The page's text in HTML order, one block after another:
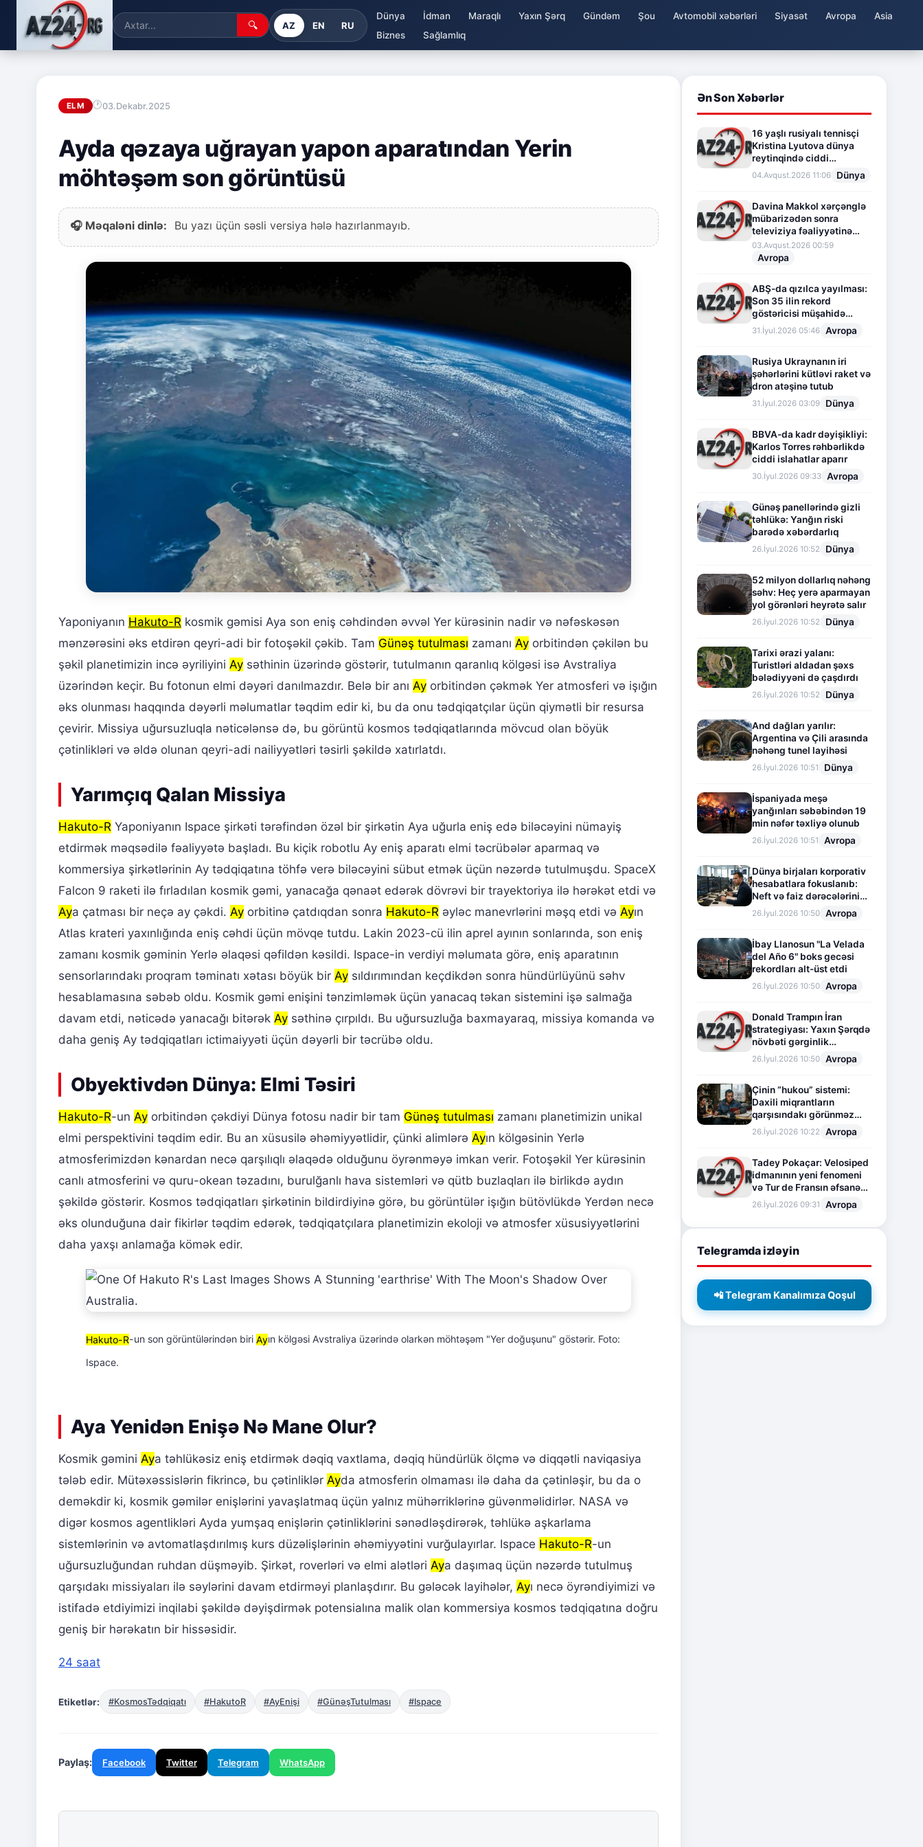
🔍 AZ EN RU
Dünya İdman Maraqlı Yaxın Şərq Gündəm Şou Avtomobil xəbərləri Siyasət Avropa
Asia
Biznes
Sağlamlıq
ELM 03.Dekabr.2025
Ayda qəzaya uğrayan yapon aparatından Yerin
möhtəşəm son görüntüsü
🎧 Məqaləni dinlə: Bu yazı üçün səsli versiya hələ hazırlanmayıb.
Yaponiyanın Hakuto-R kosmik gəmisi Aya son eniş cəhdindən əvvəl Yer kürəsinin nadir və nəfəskəsən
mənzərəsini əks etdirən qeyri-adi bir fotoşəkil çəkib. Tam Günəş tutulması zamanı Ay orbitindən çəkilən bu
şəkil planetimizin incə əyriliyini Ay səthinin üzərində göstərir, tutulmanın qaranlıq kölgəsi isə Avstraliya
üzərindən keçir. Bu fotonun elmi dəyəri danılmazdır. Belə bir anı Ay orbitindən çəkmək Yer atmosferi və işığın
əks olunması haqqında dəyərli məlumatlar təqdim edir ki, bu da onu tədqiqatçılar üçün qiymətli bir resursa
çevirir. Missiya uğursuzluqla nəticələnsə də, bu görüntü kosmos tədqiqatlarında mövcud olan böyük
çətinlikləri və əldə olunan qeyri-adi nailiyyətləri təsirli şəkildə xatırlatdı.
Yarımçıq Qalan Missiya
Hakuto-R Yaponiyanın Ispace şirkəti tərəfindən özəl bir şirkətin Aya uğurla eniş edə biləcəyini nümayiş
etdirmək məqsədilə fəaliyyətə başladı. Bu kiçik robotlu Ay eniş aparatı elmi təcrübələr aparmaq və
kommersiya şirkətlərinin Ay tədqiqatına töhfə verə biləcəyini sübut etmək üçün nəzərdə tutulmuşdu. SpaceX
Falcon 9 raketi ilə fırladılan kosmik gəmi, yanacağa qənaət edərək dövrəvi bir trayektoriya ilə hərəkət etdi və
Aya çatması bir neçə ay çəkdi. Ay orbitinə çatdıqdan sonra Hakuto-R əyləc manevrlərini məşq etdi və Ayın
Atlas krateri yaxınlığında eniş cəhdi üçün mövqe tutdu. Lakin 2023-cü ilin aprel ayının sonlarında, son eniş
zamanı kosmik gəminin Yerlə əlaqəsi qəfildən kəsildi. Ispace-in verdiyi məlumata görə, eniş aparatının
sensorlarındakı proqram təminatı xətası böyük bir Ay sıldırımından keçdikdən sonra hündürlüyünü səhv
hesablamasına səbəb oldu. Kosmik gəmi enişini tənzimləmək üçün yanacaq təkan sistemini işə salmağa
davam etdi, nəticədə yanacağı bitərək Ay səthinə çırpıldı. Bu uğursuzluğa baxmayaraq, missiya komanda və
daha geniş Ay tədqiqatları ictimaiyyəti üçün dəyərli bir təcrübə oldu.
Obyektivdən Dünya: Elmi Təsiri
Hakuto-R-un Ay orbitindən çəkdiyi Dünya fotosu nadir bir tam Günəş tutulması zamanı planetimizin unikal
elmi perspektivini təqdim edir. Bu an xüsusilə əhəmiyyətlidir, çünki alimlərə Ayın kölgəsinin Yerlə
atmosferimizdən kənardan necə qarşılıqlı əlaqədə olduğunu öyrənməyə imkan verir. Fotoşəkil Yer kürəsinin
canlı atmosferini və quru-okean təzadını, burulğanlı hava sistemləri və qütb buzlaqları ilə birlikdə aydın
şəkildə göstərir. Kosmos tədqiqatları şirkətinin bildirdiyinə görə, bu görüntülər işığın bütövlükdə Yerdən necə
əks olunduğuna dair fikirlər təqdim edərək, tədqiqatçılara planetimizin ekoloji və atmosfer xüsusiyyətlərini
daha yaxşı anlamağa kömək edir.
Hakuto-R-un son görüntülərindən biri Ayın kölgəsi Avstraliya üzərində olarkən möhtəşəm "Yer doğuşunu" göstərir. Foto:
Ispace.
Aya Yenidən Enişə Nə Mane Olur?
Kosmik gəmini Aya təhlükəsiz eniş etdirmək dəqiq vaxtlama, dəqiq hündürlük ölçmə və diqqətli naviqasiya
tələb edir. Mütəxəssislərin fikrincə, bu çətinliklər Ayda atmosferin olmaması ilə daha da çətinləşir, bu da o
deməkdir ki, kosmik gəmilər enişlərini yavaşlatmaq üçün yalnız mühərriklərinə güvənməlidirlər. NASA və
digər kosmos agentlikləri Ayda yumşaq enişlərin çətinliklərini sənədləşdirərək, təhlükə aşkarlama
sistemlərinin və avtomatlaşdırılmış kurs düzəlişlərinin əhəmiyyətini vurğulayırlar. Ispace Hakuto-R-un
uğursuzluğundan ruhdan düşməyib. Şirkət, roverləri və elmi alətləri Aya daşımaq üçün nəzərdə tutulmuş
qarşıdakı missiyaları ilə səylərini davam etdirməyi planlaşdırır. Bu gələcək layihələr, Ayı necə öyrəndiyimizi və
istifadə etdiyimizi inqilabi şəkildə dəyişdirmək potensialına malik olan kommersiya kosmos tədqiqatına doğru
geniş bir hərəkatın bir hissəsidir.
24 saat
Etiketlər: #KosmosTədqiqatı #HakutoR #AyEnişi #GünəşTutulması #Ispace
Paylaş: Facebook Twitter Telegram WhatsApp
Ən Son Xəbərlər
16 yaşlı rusiyalı tennisçi
Kristina Lyutova dünya
reytinqində ciddi
irəliləyişə imza atdı
04.Avqust.2026 11:06 Dünya
Davina Makkol xərçənglə
mübarizədən sonra
televiziya fəaliyyətinə
fasilə verir
03.Avqust.2026 00:59
Avropa
ABŞ-da qızılca yayılması:
Son 35 ilin rekord
göstəricisi müşahidə
olunur
31.İyul.2026 05:46 Avropa
Rusiya Ukraynanın iri
şəhərlərini kütləvi raket və
dron atəşinə tutub
31.İyul.2026 03:09 Dünya
BBVA-da kadr dəyişikliyi:
Karlos Torres rəhbərlikdə
ciddi islahatlar aparır
30.İyul.2026 09:33 Avropa
Günəş panellərində gizli
təhlükə: Yanğın riski
barədə xəbərdarlıq
26.İyul.2026 10:52 Dünya
52 milyon dollarlıq nəhəng
səhv: Heç yerə aparmayan
yol görənləri heyrətə salır
26.İyul.2026 10:52 Dünya
Tarixi ərazi yalanı:
Turistləri aldadan şəxs
bələdiyyəni də çaşdırdı
26.İyul.2026 10:52 Dünya
And dağları yarılır:
Argentina və Çili arasında
nəhəng tunel layihəsi
26.İyul.2026 10:51 Dünya
İspaniyada meşə
yanğınları səbəbindən 19
min nəfər təxliyə olunub
26.İyul.2026 10:51 Avropa
Dünya birjaları korporativ
hesabatlara fokuslanıb:
Neft və faiz dərəcələrinin
təsiri altında cari vəziyyət
26.İyul.2026 10:50 Avropa
İbay Llanosun "La Velada
del Año 6" boks gecəsi
rekordları alt-üst etdi
26.İyul.2026 10:50 Avropa
Donald Trampın İran
strategiyası: Yaxın Şərqdə
növbəti gərginlik
mərhələsi
26.İyul.2026 10:50 Avropa
Çinin “hukou” sistemi:
Daxili miqrantların
qarşısındakı görünməz
sədd
26.İyul.2026 10:22 Avropa
Tadey Pokaçar: Velosiped
idmanının yeni fenomeni
və Tur de Fransın əfsanəvi
səhifəsi
26.İyul.2026 09:31 Avropa
Telegramda izləyin
📲 Telegram Kanalımıza Qoşul